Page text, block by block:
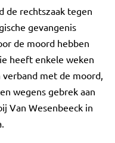
de rechtszaak tegen
gevangenis
de moord hebben
heeft enkele weken
met de moord,
wegens gebrek aan
Van Wesenbeeck in